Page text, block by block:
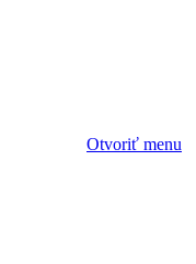
Otvoriť menu